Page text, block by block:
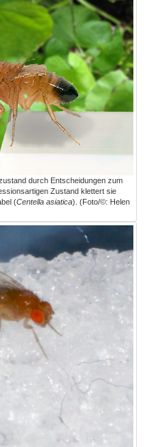
durch Entscheidungen zum
Zustand klettert sie
(Centella asiatica). (Foto/©: Helen